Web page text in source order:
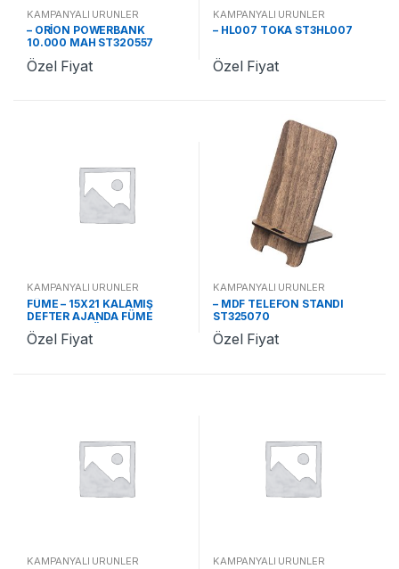
KAMPANYALI ÜRÜNLER
– ORİON POWERBANK
10.000 MAH ST320557
Özel Fiyat
KAMPANYALI ÜRÜNLER
– HL007 TOKA ST3HL007
Özel Fiyat
KAMPANYALI ÜRÜNLER
FÜME – 15X21 KALAMIŞ
DEFTER AJANDA FÜME
ST370242 FÜME
Özel Fiyat
KAMPANYALI ÜRÜNLER
– MDF TELEFON STANDI
ST325070
Özel Fiyat
KAMPANYALI ÜRÜNLER KAMPANYALI ÜRÜNLER